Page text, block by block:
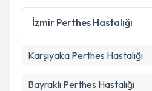
Kişisel verilerimin
Metni
'ni okudum ve
kapsamda işlenmesini
İzmir Perthes Hastalığı
Karşıyaka Perthes Hastalığı
Bayraklı Perthes Hastalığı